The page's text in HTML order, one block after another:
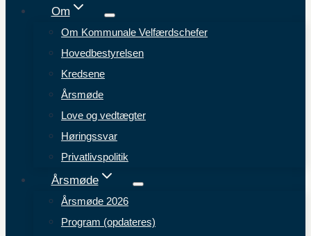
Om
Om Kommunale Velfærdschefer
Hovedbestyrelsen
Kredsene
Årsmøde
Love og vedtægter
Høringssvar
Privatlivspolitik
Årsmøde
Årsmøde 2026
Program (opdateres)